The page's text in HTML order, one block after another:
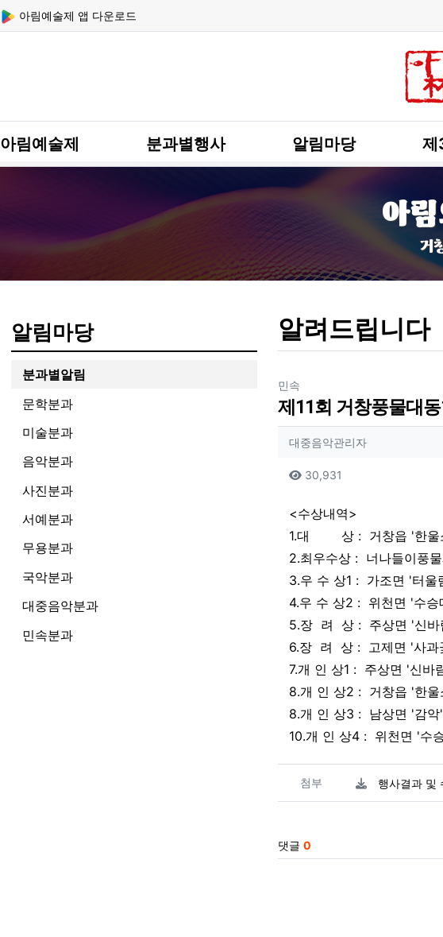
상단 네비
아림예술제 앱 다운로드
메인 메뉴
아림예술제 분과별행사 알림마당 제
아
거
알려드립니다
민속분류
제11회 거창풍물대
작성자 정보
대중음악관리자작성
컨텐츠 정보
30,931
본문
<수상내역>
1.대 상 : 거창읍 '한울소
2.최우수상 : 너나들이풍
3.우 수 상1 : 가조면 '터
4.우 수 상2 : 위천면 '수
5.장 려 상 : 주상면 '신바
6.장 려 상 : 고제면 '사과
7.개 인 상1 : 주상면 '신바
8.개 인 상2 : 거창읍 '한
8.개 인 상3 : 남상면 '감
10.개 인 상4 : 위천면 '수
관련자료
첨부 행사결과 및
댓글 0
알림마당
분과별알림
문학분과
미술분과
음악분과
사진분과
서예분과
무용분과
국악분과
대중음악분과
민속분과